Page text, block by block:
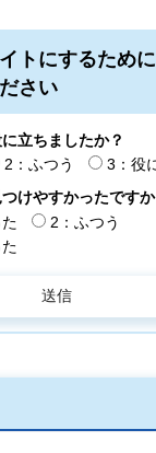
トにするため
さい
立ちましたか？
2：ふつう
3：役
けやすかったですか
2：ふつう